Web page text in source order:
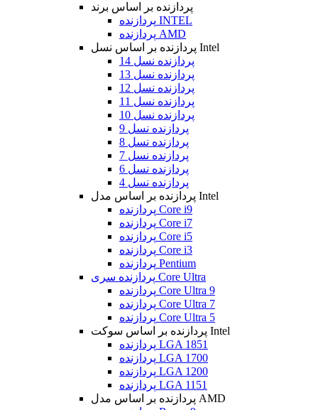
پردازنده بر اساس برند
پردازنده INTEL
پردازنده AMD
پردازنده بر اساس نسل Intel
پردازنده نسل 14
پردازنده نسل 13
پردازنده نسل 12
پردازنده نسل 11
پردازنده نسل 10
پردازنده نسل 9
پردازنده نسل 8
پردازنده نسل 7
پردازنده نسل 6
پردازنده نسل 4
پردازنده بر اساس مدل Intel
پردازنده Core i9
پردازنده Core i7
پردازنده Core i5
پردازنده Core i3
پردازنده Pentium
پردازنده سری Core Ultra
پردازنده Core Ultra 9
پردازنده Core Ultra 7
پردازنده Core Ultra 5
پردازنده بر اساس سوکت Intel
پردازنده LGA 1851
پردازنده LGA 1700
پردازنده LGA 1200
پردازنده LGA 1151
پردازنده بر اساس مدل AMD